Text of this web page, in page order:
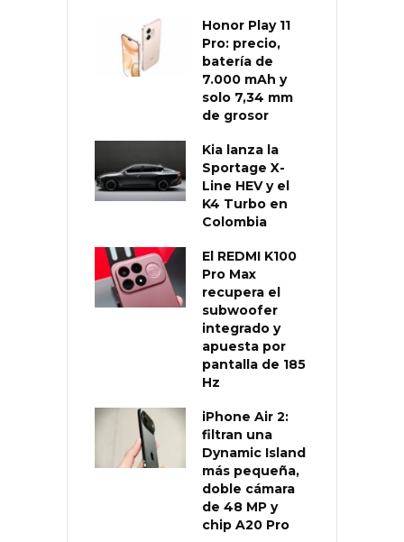
Honor Play 11
Pro: precio,
batería de
7.000 mAh y
solo 7,34 mm
de grosor
Kia lanza la
Sportage X-
Line HEV y el
K4 Turbo en
Colombia
El REDMI K100
Pro Max
recupera el
subwoofer
integrado y
apuesta por
pantalla de 185
Hz
iPhone Air 2:
filtran una
Dynamic Island
más pequeña,
doble cámara
de 48 MP y
chip A20 Pro